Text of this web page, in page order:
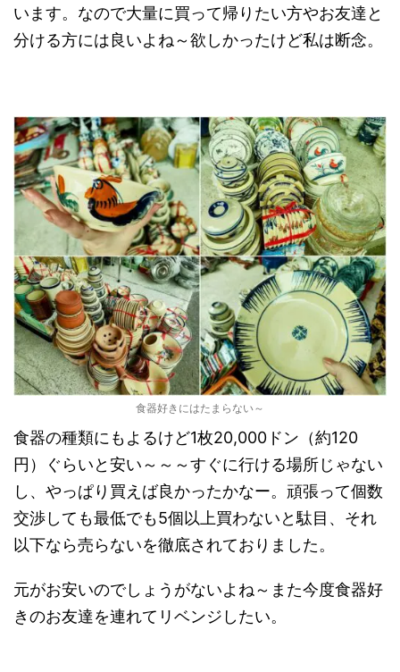
います。なので大量に買って帰りたい方やお友達と
分ける方には良いよね～欲しかったけど私は断念。
食器好きにはたまらない～
食器の種類にもよるけど1枚20,000ドン（約120
円）ぐらいと安い～～～すぐに行ける場所じゃない
し、やっぱり買えば良かったかなー。頑張って個数
交渉しても最低でも5個以上買わないと駄目、それ
以下なら売らないを徹底されておりました。
元がお安いのでしょうがないよね～また今度食器好
きのお友達を連れてリベンジしたい。